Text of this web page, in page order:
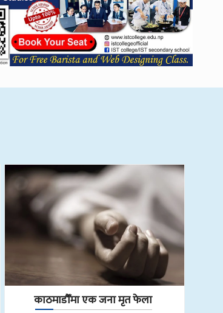
काठमाडौँमा एक जना मृत फेला